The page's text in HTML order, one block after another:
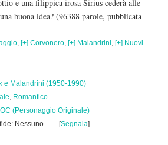
e una filippica irosa Sirius cederà alle
buona idea? (96388 parole, pubblicata
, [+] Corvonero, [+] Malandrini, [+] Nuovi
e Malandrini (1950-1990)
, Romantico
OC (Personaggio Originale)
Nessuno [Segnala]